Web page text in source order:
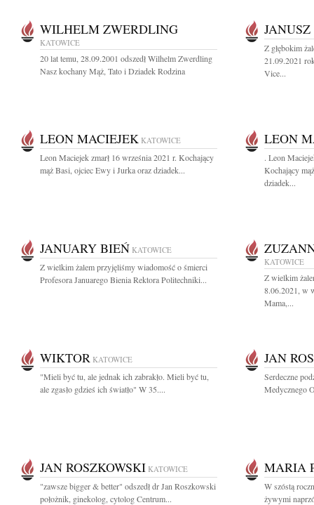
WILHELM ZWERDLING
KATOWICE
20 lat temu, 28.09.2001 odszedł Wilhelm Zwerdling
Nasz kochany Mąż, Tato i Dziadek Rodzina
Z głębokim
21.09.2021
Vice...
LEON MACIEJEK KATOWICE
Leon Maciejek zmarł 16 września 2021 r. Kochający
mąż Basi, ojciec Ewy i Jurka oraz dziadek...
LEON
. Leon
Kochający
dziadek...
JANUARY BIEŃ KATOWICE
Z wielkim żalem przyjęliśmy wiadomość o śmierci
Profesora Januarego Bienia Rektora Politechniki...
KATOWICE
Z wielkim
8.06.2021, w
Mama,...
WIKTOR KATOWICE
"Mieli być tu, ale jednak ich zabrakło. Mieli być tu,
ale zgasło gdzieś ich światło" W 35....
JAN
Serdeczne
Medycznego
JAN ROSZKOWSKI KATOWICE
"zawsze bigger & better" odszedł dr Jan Roszkowski
położnik, ginekolog, cytolog Centrum...
MARIA
W szóstą
żywymi